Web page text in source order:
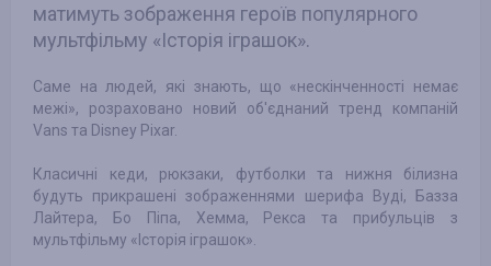
матимуть зображення героїв популярного
мультфільму «Історія іграшок».
Саме на людей, які знають, що «нескінченності немає
межі», розраховано новий об'єднаний тренд компаній
Vans та Disney Pixar.
Класичні кеди, рюкзаки, футболки та нижня білизна
будуть прикрашені зображеннями шерифа Вуді, Базза
Лайтера, Бо Піпа, Хемма, Рекса та прибульців з
мультфільму «Історія іграшок».